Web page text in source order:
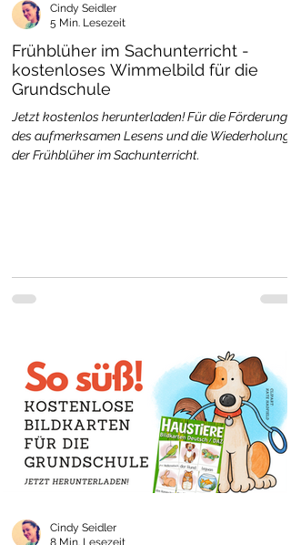
Frühblüher im Sachunterricht -
kostenloses Wimmelbild für die
Grundschule
Jetzt kostenlos herunterladen! Für die Förderung
des aufmerksamen Lesens und die Wiederholung
der Frühblüher im Sachunterricht.
Cindy Seidler
5 Min. Lesezeit
Cindy Seidler
8 Min. Lesezeit